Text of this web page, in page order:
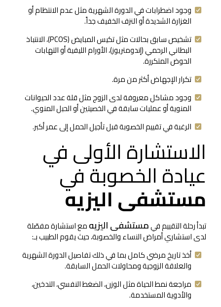
وجود اضطرابات في الدورة الشهرية مثل عدم الانتظام أو
الغزارة الشديدة أو النزف الخفيف جداً.
تشخيص سابق بحالات مثل تكيس المبايض (PCOS)، الانتباذ
البطاني الرحمي (إندومتريوز)، الأورام الليفية أو التهابات
الحوض المتكررة.
تكرار الإجهاض أكثر من مرة.
وجود مشاكل معروفة لدى الزوج مثل قلة عدد الحيوانات
المنوية أو عمليات سابقة في الخصيتين أو الحبل المنوي.
الرغبة في تقييم الخصوبة قبل تأجيل الحمل إلى عمر أكبر.
الاستشارة الأولى في
عيادة الخصوبة في
مستشفى اليزيه
تبدأ رحلة التقييم فيمستشفى اليزيهمع استشارة مفصّلة
لدى استشاري أمراض النساء والخصوبة، حيث يقوم الطبيب بـ:
أخذ تاريخ مرضي كامل بما في ذلك تفاصيل الدورة الشهرية
والعلاقة الزوجية ومحاولات الحمل السابقة.
مراجعة نمط الحياة مثل الوزن، الضغط النفسي، التدخين،
والأدوية المستخدمة.